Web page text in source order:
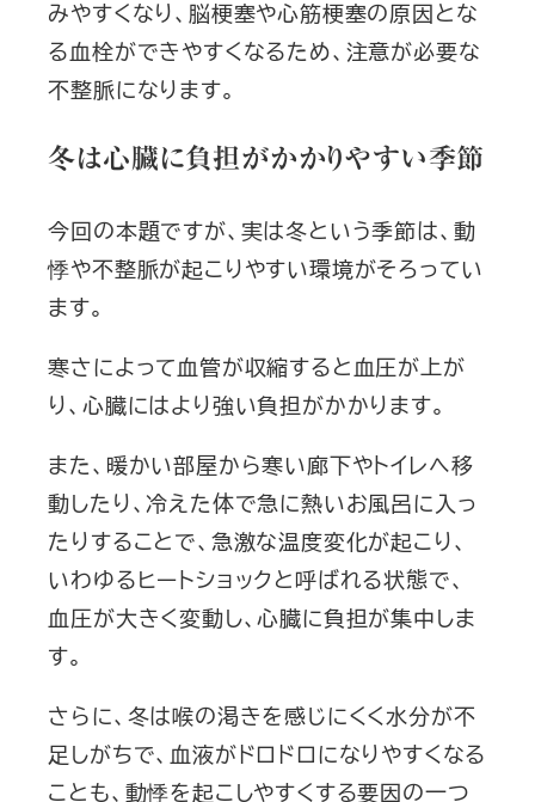
みやすくなり、脳梗塞や心筋梗塞の原因とな
る血栓ができやすくなるため、注意が必要な
不整脈になります。
冬は心臓に負担がかかりやすい季節
今回の本題ですが、実は冬という季節は、動
悸や不整脈が起こりやすい環境がそろってい
ます。
寒さによって血管が収縮すると血圧が上が
り、心臓にはより強い負担がかかります。
また、暖かい部屋から寒い廊下やトイレへ移
動したり、冷えた体で急に熱いお風呂に入っ
たりすることで、急激な温度変化が起こり、
いわゆるヒートショックと呼ばれる状態で、
血圧が大きく変動し、心臓に負担が集中しま
す。
さらに、冬は喉の渇きを感じにくく水分が不
足しがちで、血液がドロドロになりやすくなる
ことも、動悸を起こしやすくする要因の一つ